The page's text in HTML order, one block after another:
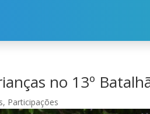
Festa das crianças no 13º
no 13º
, Participações